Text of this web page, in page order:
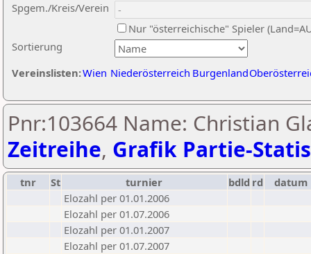
Sortierung
Spgem./Kreis/Verein
Nur "österreichische" Spieler
Vereinslisten:Wien Niederösterreich Burgenland
Pnr:103664 Name: Christian
Zeitreihe, Grafik Partie-
tnr St turnier bdld rd
datum
Elozahl per 01.01.2006
Elozahl per 01.07.2006
Elozahl per 01.01.2007
Elozahl per 01.07.2007